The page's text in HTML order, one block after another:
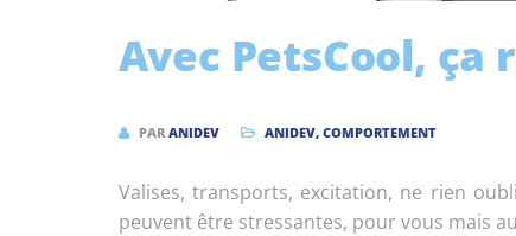
Avec PetsCool,
PAR ANIDEV ANIDEV, COMPORTEMENT
Valises, transports, excitation, ne rien
peuvent être stressantes, pour vous mais